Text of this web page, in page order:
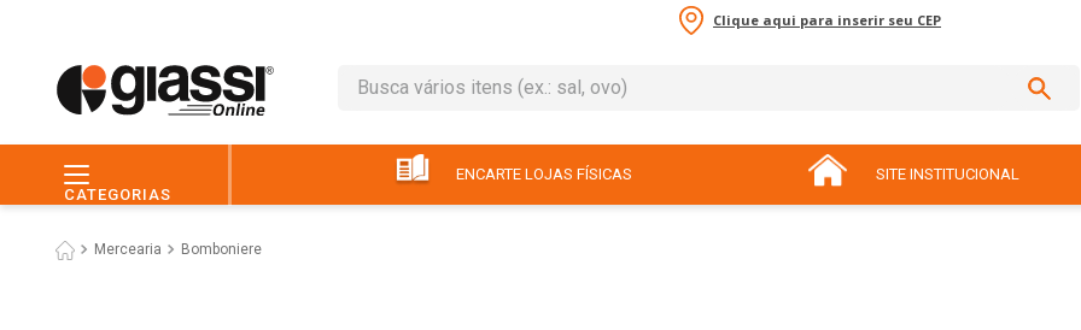
Clique aqui para inserir seu CEP
Busca vários itens (ex.: sal, ovo)
CATEGORIAS
ENCARTE LOJAS FÍSICAS SITE INSTITUCIONAL
Mercearia Bomboniere
leite